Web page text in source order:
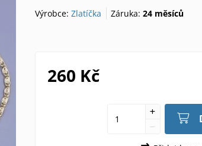
Výrobce: Zlatíčka Záruka:24 měsíců
260 Kč